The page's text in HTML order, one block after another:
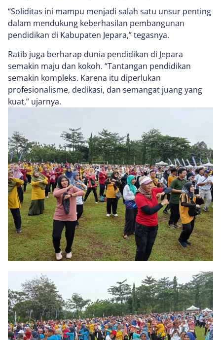
“Soliditas ini mampu menjadi salah satu unsur penting
dalam mendukung keberhasilan pembangunan
pendidikan di Kabupaten Jepara,” tegasnya.
Ratib juga berharap dunia pendidikan di Jepara
semakin maju dan kokoh. “Tantangan pendidikan
semakin kompleks. Karena itu diperlukan
profesionalisme, dedikasi, dan semangat juang yang
kuat,” ujarnya.